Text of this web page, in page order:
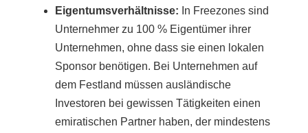
Eigentumsverhältnisse: In Freezones sind
Unternehmer zu 100 % Eigentümer ihrer
Unternehmen, ohne dass sie einen lokalen
Sponsor benötigen. Bei Unternehmen auf
dem Festland müssen ausländische
Investoren bei gewissen Tätigkeiten einen
emiratischen Partner haben, der mindestens